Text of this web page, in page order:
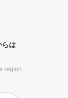
らは
region.